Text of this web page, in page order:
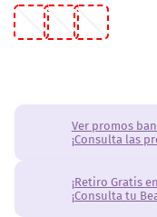
Ver promos
¡Consulta las
¡Retiro Gratis
¡Consulta tu